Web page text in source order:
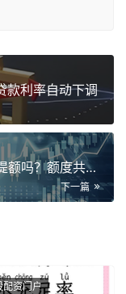
款利率自动下调
交行信用卡金卡刚下卡，能申请临时提额吗？额度共享吗？
下一篇
配资门户